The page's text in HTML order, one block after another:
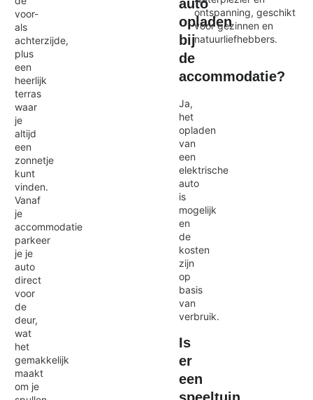
voor-
als
achterzijde,
plus
een
heerlijk
terras
waar
je
altijd
een
zonnetje
kunt
vinden.
Vanaf
je
accommodatie
parkeer
je je
auto
direct
voor
de
deur,
wat
het
gemakkelijk
maakt
om je
auto
opladen
bij
de
accommodatie?
Ja,
het
opladen
van
een
elektrische
auto
is
mogelijk
en
de
kosten
zijn
op
basis
van
verbruik.
Is
er
een
speeltuin
ontspanning, geschikt
voor gezinnen en
natuurliefhebbers.